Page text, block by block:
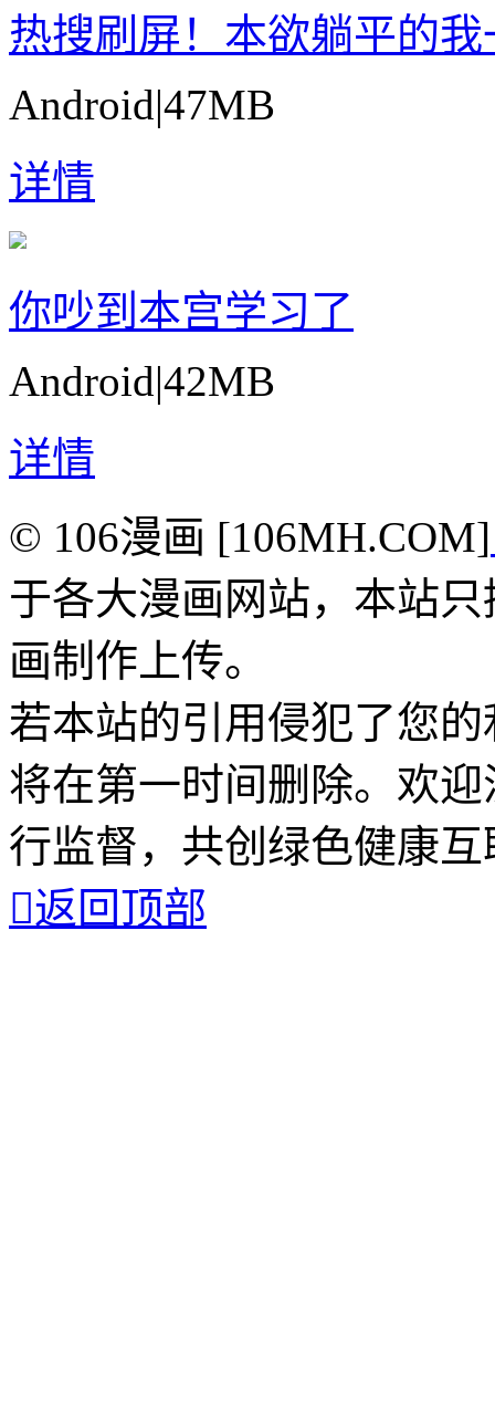
热搜刷屏！本欲躺平的
Android|47MB
详情
你吵到本宫学习了
Android|42MB
详情
© 106漫画 [106MH.COM]
于各大漫画网站，本站
画制作上传。
若本站的引用侵犯了您
将在第一时间删除。欢
行监督，共创绿色健康互
返回顶部